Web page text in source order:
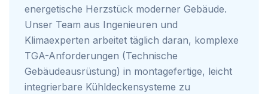
energetische Herzstück moderner Gebäude.
Unser Team aus Ingenieuren und
Klimaexperten arbeitet täglich daran, komplexe
TGA-Anforderungen (Technische
Gebäudeausrüstung) in montagefertige, leicht
integrierbare Kühldeckensysteme zu